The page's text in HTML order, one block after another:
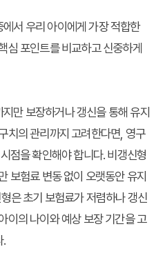
서 우리 아이에게 가장 적합한
심 포인트를 비교하고 신중하게
만 보장하거나 갱신을 통해 유지
치의 관리까지 고려한다면, 영구
점을 확인해야 합니다. 비갱신형
보험료 변동 없이 오랫동안 유지
은 초기 보험료가 저렴하나 갱신
이의 나이와 예상 보장 기간을 고
.